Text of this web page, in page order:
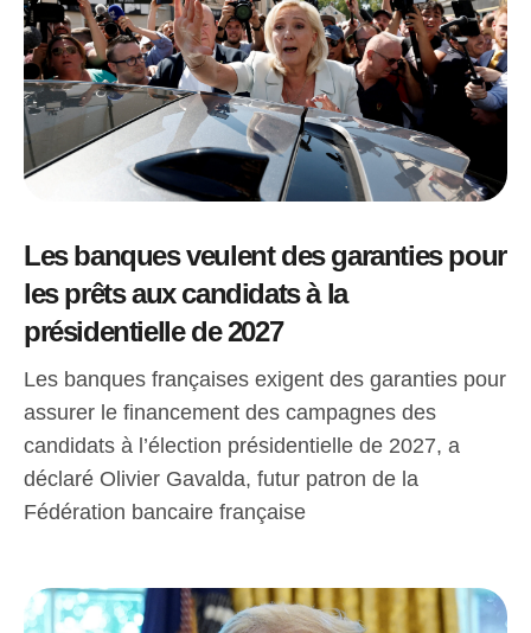
Les banques veulent des garanties pour
les prêts aux candidats à la
présidentielle de 2027
Les banques françaises exigent des garanties pour
assurer le financement des campagnes des
candidats à l’élection présidentielle de 2027, a
déclaré Olivier Gavalda, futur patron de la
Fédération bancaire française